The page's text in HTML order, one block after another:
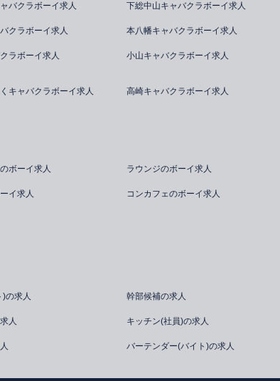
バクラボーイ求人 下総中山キャバクラボーイ求人
クラボーイ求人 本八幡キャバクラボーイ求人
ラボーイ求人 小山キャバクラボーイ求人
キャバクラボーイ求人 高崎キャバクラボーイ求人
ボーイ求人 ラウンジのボーイ求人
イ求人 コンカフェのボーイ求人
の求人 幹部候補の求人
人 キッチン(社員)の求人
バーテンダー(バイト)の求人